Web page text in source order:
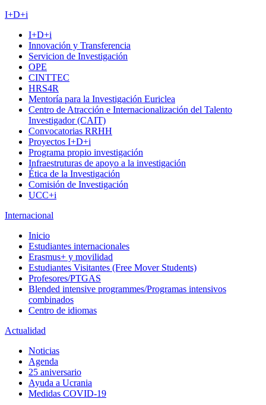
I+D+i
I+D+i
Innovación y Transferencia
Servicion de Investigación
OPE
CINTTEC
HRS4R
Mentoría para la Investigación Euriclea
Centro de Atracción e Internacionalización del Talento
Investigador (CAIT)
Convocatorias RRHH
Proyectos I+D+i
Programa propio investigación
Infraestruturas de apoyo a la investigación
Ética de la Investigación
Comisión de Investigación
UCC+i
Internacional
Inicio
Estudiantes internacionales
Erasmus+ y movilidad
Estudiantes Visitantes (Free Mover Students)
Profesores/PTGAS
Blended intensive programmes/Programas intensivos
combinados
Centro de idiomas
Actualidad
Noticias
Agenda
25 aniversario
Ayuda a Ucrania
Medidas COVID-19